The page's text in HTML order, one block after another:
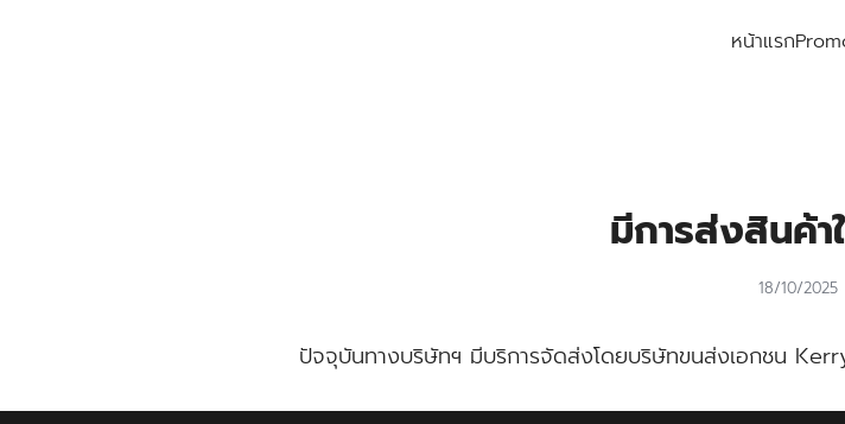
หน้าแรก
มีการส่งสินค้
18/10/2025
ปัจจุบันทางบริษัทฯ มีบริการจัดส่งโดยบริษัทขนส่งเอกชน